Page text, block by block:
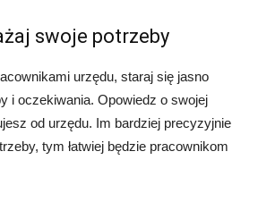
swoje potrzeby
urzędu, staraj się jasno
i oczekiwania. Opowiedz o swojej
od urzędu. Im bardziej precyzyjnie
tym łatwiej będzie pracownikom